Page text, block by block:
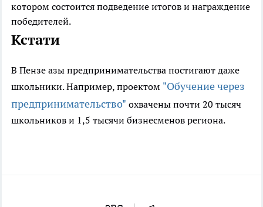
котором состоится подведение итогов и награждение
победителей.
Кстати
В Пензе азы предпринимательства постигают даже
школьники. Например, проектом "Обучение через
предпринимательство" охвачены почти 20 тысяч
школьников и 1,5 тысячи бизнесменов региона.